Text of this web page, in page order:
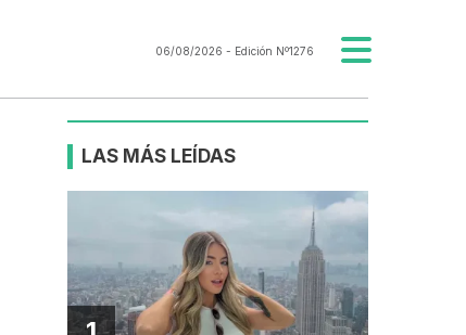
06/08/2026 - Edición Nº1276
LAS MÁS LEÍDAS